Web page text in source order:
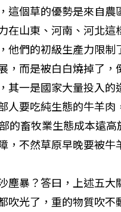
這個草的優勢是來自
在山東、河南、河北
他們的初級生產力限
，而是被白白燒掉了
其一是國家大量投入
人要吃純生態的牛羊
的畜牧業生態成本遠
，不然草原早晚要被
塵暴？答曰，上述五
吹光了，重的物質吹